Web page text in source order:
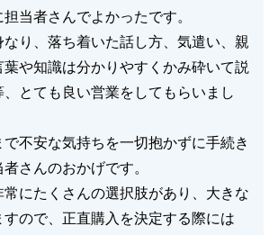
当者さんでよかったです。
なり、落ち着いた話し方、気遣い、親
や知識は分かりやすくかみ砕いて説
とても良い営業をしてもらいまし
不安な気持ちを一切抱かずに手続き
さんのおかげです。
常にたくさんの選択肢があり、大きな
すので、正直購入を決定する際には